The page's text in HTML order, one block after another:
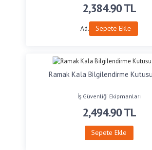
2,384.90TL
Ad. Sepete Ekle
Ramak Kala Bilgilendirme
İş Güvenliği Ekipmanları
2,494.90TL
Sepete Ekle